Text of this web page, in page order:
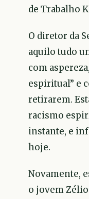
de Trabalho
O diretor da
aquilo tudo
com
espiritual” e
retirarem.
racismo
instante, e
hoje.
Novamente,
o jovem